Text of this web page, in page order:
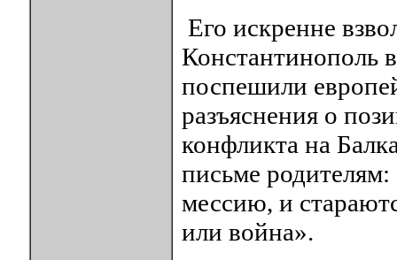
Его искренне
Константинополь
поспешили
разъяснения о
конфликта на
письме родителям:
мессию, и
или война».